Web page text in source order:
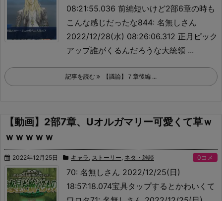
08:21:55.036 前編短いけど2部6章の時も
こんな感じだったな844: 名無しさん
2022/12/28(水) 08:26:06.312 正月ピック
アップ誰がくるんだろうな大統領 ...
記事を読む 【議論】７章後編 ...
【動画】2部7章、Uオルガマリー可愛くて草ｗ
ｗｗｗｗｗ
2022年12月25日 キャラ , ストーリー, ネタ・雑談 0コメ
70: 名無しさん 2022/12/25(日)
18:57:18.074宝具タップするとかわいくて